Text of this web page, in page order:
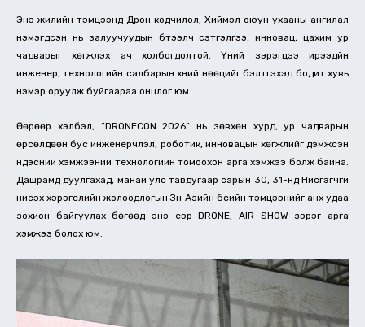
Энэ жилийн тэмцээнд Дрон кодчилол, Хиймэл оюун ухааны ангилал
нэмэгдсэн нь залуучуудын бүтээлч сэтгэлгээ, инновац, цахим ур
чадварыг хөгжүүлэх ач холбогдолтой. Үүний зэрэгцээ ирээдүйн
инженер, технологийн салбарын хүний нөөцийг бэлтгэхэд бодит хувь
нэмэр оруулж буйгаараа онцлог юм.
Өөрөөр хэлбэл, “DRONECON 2026” нь зөвхөн хурд, ур чадварын
өрсөлдөөн бус инженерчлэл, роботик, инновацын хөгжлийг дэмжсэн
үндэсний хэмжээний технологийн томоохон арга хэмжээ болж байна.
Дашрамд дуулгахад, манай улс тавдугаар сарын 30, 31-нд Нисгэгчгүй
нисэх хэрэгслийн жолоодлогын Зүүн Азийн бүсийн тэмцээнийг анх удаа
зохион байгуулах бөгөөд энэ үеэр DRONE, AIR SHOW зэрэг арга
хэмжээ болох юм.